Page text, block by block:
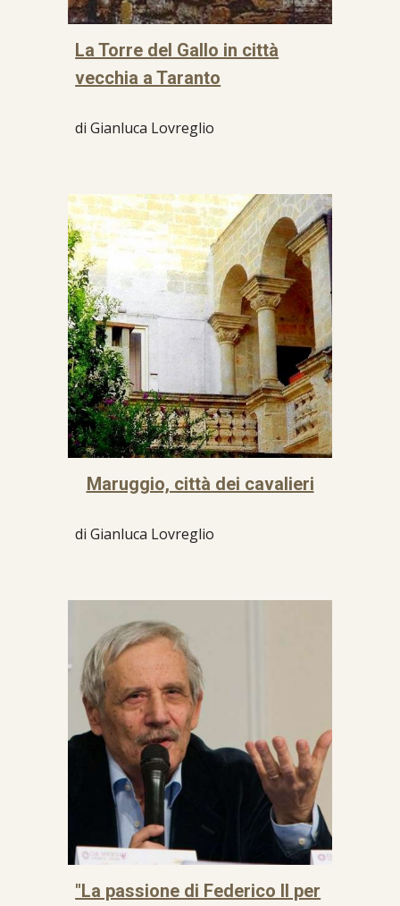
La Torre del Gallo in città
vecchia a Taranto
di Gianluca Lovreglio
Maruggio, città dei cavalieri
di Gianluca Lovreglio
"La passione di Federico II per